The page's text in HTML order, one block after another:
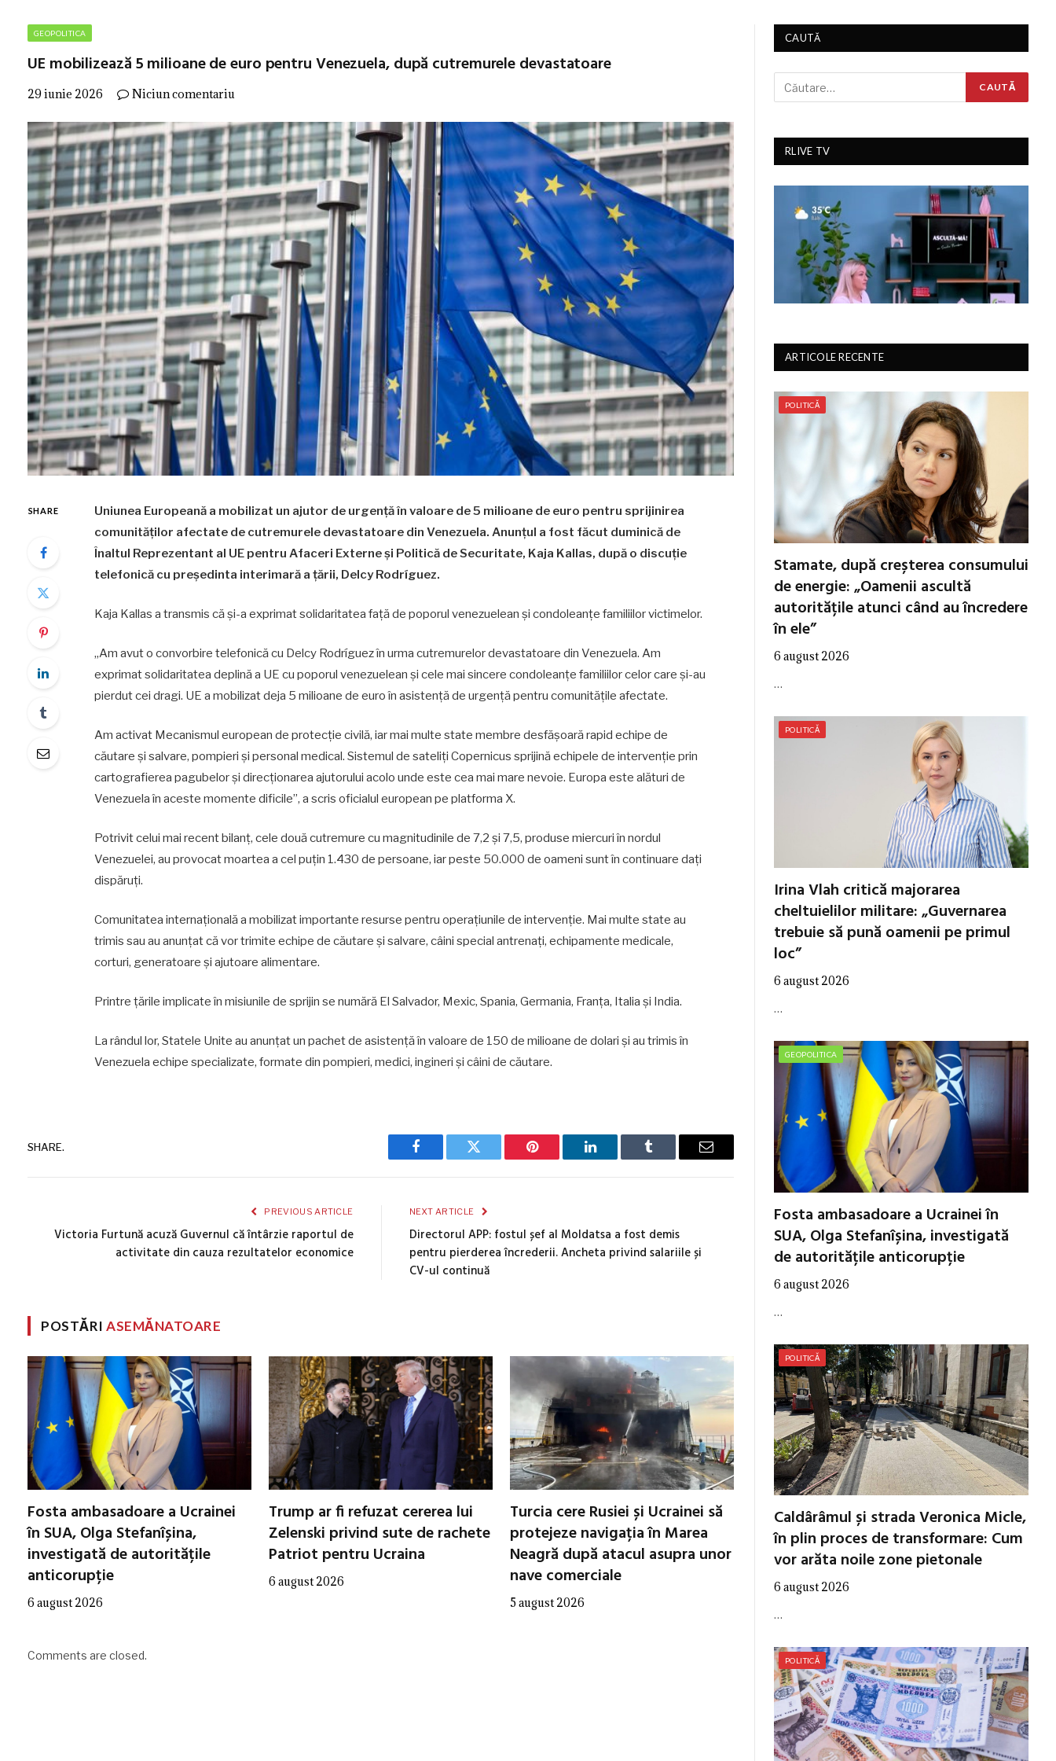
GEOPOLITICA
UE mobilizează 5 milioane de euro pentru Venezuela, după cutremurele devastatoare
29 iunie 2026 Niciun comentariu
SHARE
Uniunea Europeană a mobilizat un ajutor de urgență în valoare de 5 milioane de euro pentru sprijinirea
comunităților afectate de cutremurele devastatoare din Venezuela. Anunțul a fost făcut duminică de
Înaltul Reprezentant al UE pentru Afaceri Externe și Politică de Securitate, Kaja Kallas, după o discuție
telefonică cu președinta interimară a țării, Delcy Rodríguez.
Kaja Kallas a transmis că și-a exprimat solidaritatea față de poporul venezuelean și condoleanțe familiilor victimelor.
„Am avut o convorbire telefonică cu Delcy Rodríguez în urma cutremurelor devastatoare din Venezuela. Am
exprimat solidaritatea deplină a UE cu poporul venezuelean și cele mai sincere condoleanțe familiilor celor care și-au
pierdut cei dragi. UE a mobilizat deja 5 milioane de euro în asistență de urgență pentru comunitățile afectate.
Am activat Mecanismul european de protecție civilă, iar mai multe state membre desfășoară rapid echipe de
căutare și salvare, pompieri și personal medical. Sistemul de sateliți Copernicus sprijină echipele de intervenție prin
cartografierea pagubelor și direcționarea ajutorului acolo unde este cea mai mare nevoie. Europa este alături de
Venezuela în aceste momente dificile”, a scris oficialul european pe platforma X.
Potrivit celui mai recent bilanț, cele două cutremure cu magnitudinile de 7,2 și 7,5, produse miercuri în nordul
Venezuelei, au provocat moartea a cel puțin 1.430 de persoane, iar peste 50.000 de oameni sunt în continuare dați
dispăruți.
Comunitatea internațională a mobilizat importante resurse pentru operațiunile de intervenție. Mai multe state au
trimis sau au anunțat că vor trimite echipe de căutare și salvare, câini special antrenați, echipamente medicale,
corturi, generatoare și ajutoare alimentare.
Printre țările implicate în misiunile de sprijin se numără El Salvador, Mexic, Spania, Germania, Franța, Italia și India.
La rândul lor, Statele Unite au anunțat un pachet de asistență în valoare de 150 de milioane de dolari și au trimis în
Venezuela echipe specializate, formate din pompieri, medici, ingineri și câini de căutare.
SHARE.
Facebook Twitter Pinterest LinkedIn Tumblr Email
PREVIOUS ARTICLE
Victoria Furtună acuză Guvernul că întârzie raportul de
activitate din cauza rezultatelor economice
NEXT ARTICLE
Directorul APP: fostul șef al Moldatsa a fost demis
pentru pierderea încrederii. Ancheta privind salariile și
CV-ul continuă
POSTĂRIASEMĂNATOARE
Fosta ambasadoare a Ucrainei
în SUA, Olga Stefanîșina,
investigată de autoritățile
anticorupție
6 august 2026
Trump ar fi refuzat cererea lui
Zelenski privind sute de rachete
Patriot pentru Ucraina
6 august 2026
Turcia cere Rusiei și Ucrainei să
protejeze navigația în Marea
Neagră după atacul asupra unor
nave comerciale
5 august 2026
Comments are closed.
CAUTĂ
RLIVE TV
ARTICOLE RECENTE
POLITICĂ
Stamate, după creșterea consumului
de energie: „Oamenii ascultă
autoritățile atunci când au încredere
în ele”
6 august 2026
…
POLITICĂ
Irina Vlah critică majorarea
cheltuielilor militare: „Guvernarea
trebuie să pună oamenii pe primul
loc”
6 august 2026
…
GEOPOLITICA
Fosta ambasadoare a Ucrainei în
SUA, Olga Stefanîșina, investigată
de autoritățile anticorupție
6 august 2026
…
POLITICĂ
Caldârâmul și strada Veronica Micle,
în plin proces de transformare: Cum
vor arăta noile zone pietonale
6 august 2026
…
POLITICĂ